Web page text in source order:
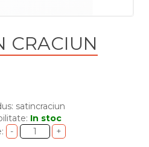
CRACIUN
satincraciun
In stoc